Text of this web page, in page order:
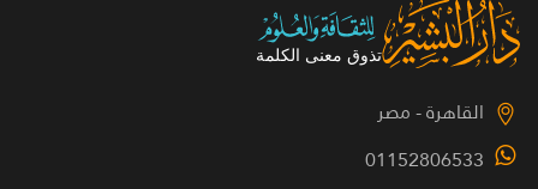
القاهرة - مصر
01152806533